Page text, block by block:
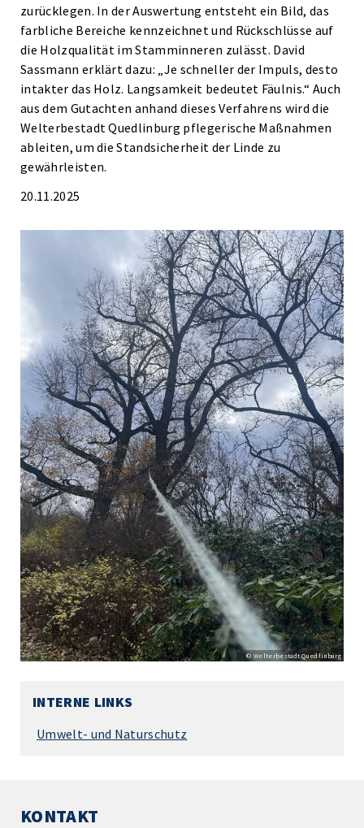
zurücklegen. In der Auswertung entsteht ein Bild, das
farbliche Bereiche kennzeichnet und Rückschlüsse auf
die Holzqualität im Stamminneren zulässt. David
Sassmann erklärt dazu: „Je schneller der Impuls, desto
intakter das Holz. Langsamkeit bedeutet Fäulnis.“ Auch
aus dem Gutachten anhand dieses Verfahrens wird die
Welterbestadt Quedlinburg pflegerische Maßnahmen
ableiten, um die Standsicherheit der Linde zu
gewährleisten.
20.11.2025
© Welterbestadt Quedlinburg
INTERNE LINKS
Umwelt- und Naturschutz
KONTAKT